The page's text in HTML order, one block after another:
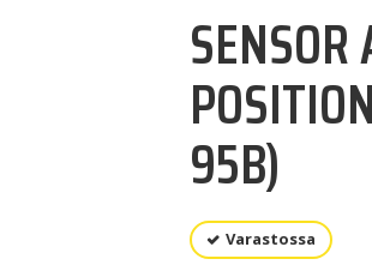
95B)
Varastossa